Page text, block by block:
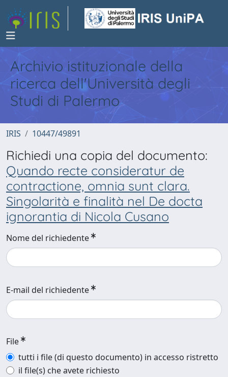
Archivio istituzionale della
ricerca dell'Università degli
Studi di Palermo
IRIS 10447/49891
Richiedi una copia del documento:
Quando recte consideratur de
contractione, omnia sunt clara.
Singolarità e finalità nel De docta
ignorantia di Nicola Cusano
Nome del richiedente
E-mail del richiedente
File
tutti i file (di questo documento) in accesso ristretto
il file(s) che avete richiesto